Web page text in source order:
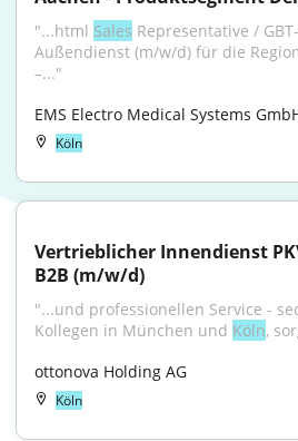
"...html Sales Representative /
Außendienst (m/w/d) für die
–..."
EMS Electro Medical Systems
Köln
Vertrieblicher Innendienst
B2B (m/w/d)
"...und professionellen Service -
Kollegen in München und Köln,
ottonova Holding AG
Köln